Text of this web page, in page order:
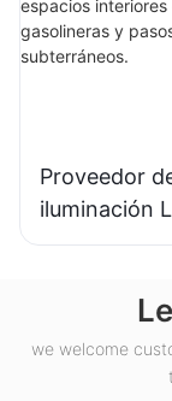
industriales,
almacenes y
Proveedor
iluminación
KML-CLA de
interiores
gasolineras
we welcome